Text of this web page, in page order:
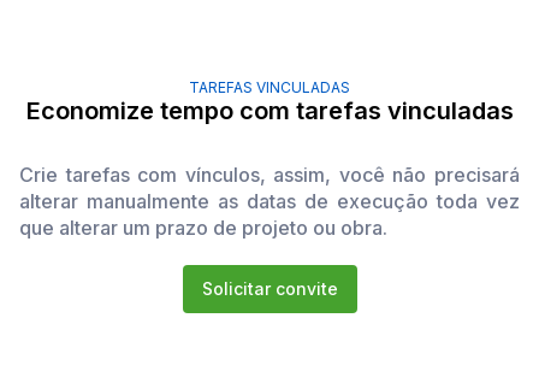
TAREFAS VINCULADAS
Economize tempo com tarefas vinculadas
Crie tarefas com vínculos, assim, você não precisará
alterar manualmente as datas de execução toda vez
que alterar um prazo de projeto ou obra.
Solicitar convite